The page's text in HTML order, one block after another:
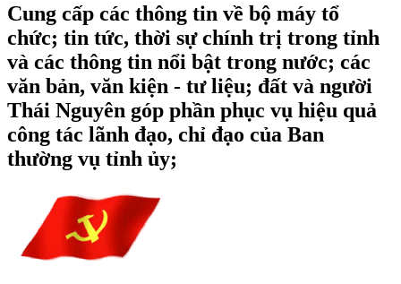
Cung cấp các thông tin về bộ máy tổ
chức; tin tức, thời sự chính trị trong tỉnh
và các thông tin nổi bật trong nước; các
văn bản, văn kiện - tư liệu; đất và người
Thái Nguyên góp phần phục vụ hiệu quả
công tác lãnh đạo, chỉ đạo của Ban
thường vụ tỉnh ủy;